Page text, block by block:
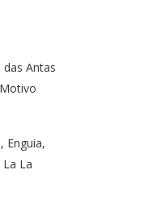
Antas
Enguia,
La